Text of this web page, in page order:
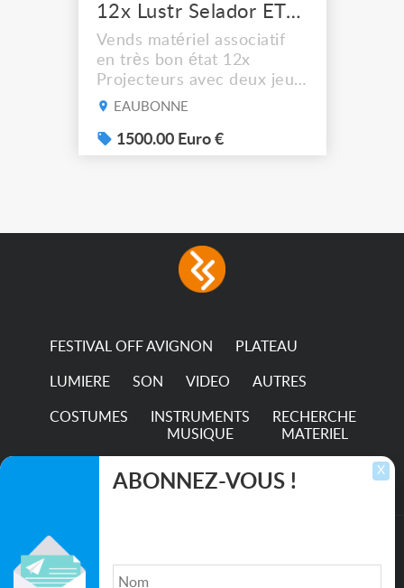
12x Lustr Selador ETC Led 7x colors filtres
Vends matériel associatif
en très bon état 12x
Projecteurs avec deux jeux
de filtre filtre Lustr Selador
system – seven colour
LEDs providing the
consumption The
permanence of a 50,000-
EAUBONNE
1500.00 Euro €
FESTIVAL OFF AVIGNON PLATEAU
LUMIERE SON VIDEO AUTRES
COSTUMES
INSTRUMENTS
MUSIQUE
RECHERCHE
MATERIEL
TRANSPORTS X
ABONNEZ-VOUS !